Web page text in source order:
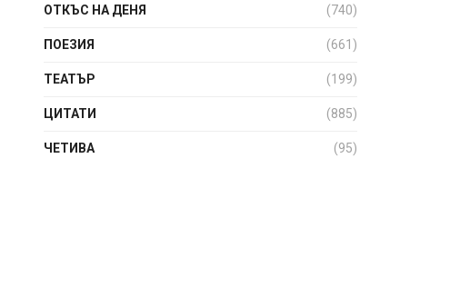
ОТКЪС НА ДЕНЯ (740)
ПОЕЗИЯ (661)
ТЕАТЪР (199)
ЦИТАТИ (885)
ЧЕТИВА (95)